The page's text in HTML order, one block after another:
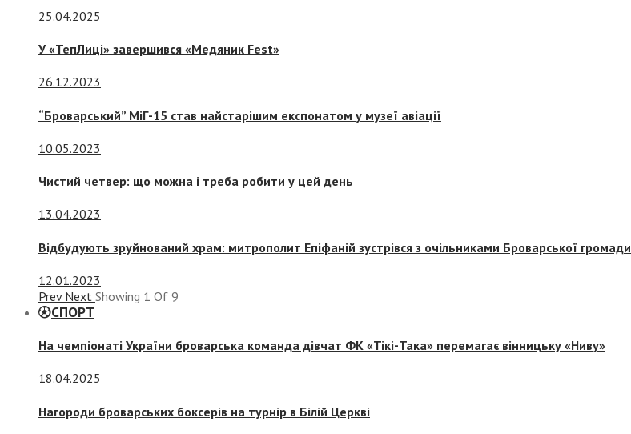
25.04.2025
У «ТепЛиці» завершився «Медяник Fest»
26.12.2023
“Броварський” МіГ-15 став найстарішим експонатом у музеї авіації
10.05.2023
Чистий четвер: що можна і треба робити у цей день
13.04.2023
Відбудують зруйнований храм: митрополит Епіфаній зустрівся з очільниками Броварської громади
12.01.2023
Prev Next Showing 1 Of 9
СПОРТ
На чемпіонаті України броварська команда дівчат ФК «Тікі-Така» перемагає вінницьку «Ниву»
18.04.2025
Нагороди броварських боксерів на турнір в Білій Церкві